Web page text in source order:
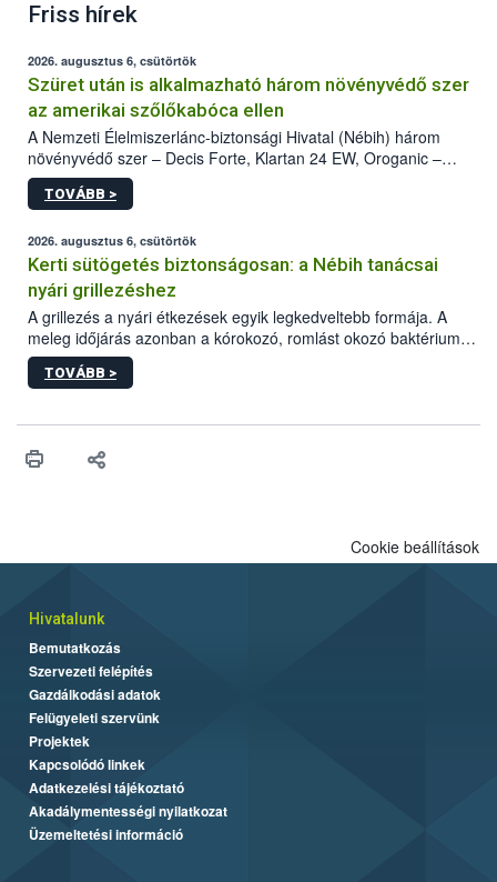
Friss hírek
2026. augusztus 6, csütörtök
Szüret után is alkalmazható három növényvédő szer
az amerikai szőlőkabóca ellen
A Nemzeti Élelmiszerlánc-biztonsági Hivatal (Nébih) három
növényvédő szer – Decis Forte, Klartan 24 EW, Oroganic –
engedélyokiratát módosította, így azok a szüretet követően,
egészen a vesszőérettség (BBCH 91) stádiumáig
érésű szőlőkben is legyen lehetőség a károsító elleni további
védekezésre. Az Oroganic készítmény kis kiszerelésben kiskerti
felhasználók számára is elérhető és ökológiai termesztésben is
engedélyezett.
TOVÁBB >
2026. augusztus 6, csütörtök
Kerti sütögetés biztonságosan: a Nébih tanácsai
nyári grillezéshez
A grillezés a nyári étkezések egyik legkedveltebb formája. A
meleg időjárás azonban a kórokozó, romlást okozó baktériumok
gyorsabb szaporodásának is kedvez. A szabadtéri sütögetés
ezért nem csupán a megfelelő sütési technikáról szól: legalább
higiéniai szabályok betartása, a megfelelő hőkezelés, valamint a
biztonsági Hivatal (Nébih) Oktatási Programja összegyűjtötte a
TOVÁBB >
Cookie beállítások
Hivatalunk
Bemutatkozás
Szervezeti felépítés
Gazdálkodási adatok
Felügyeleti szervünk
Projektek
Kapcsolódó linkek
Adatkezelési tájékoztató
Akadálymentességi nyilatkozat
Üzemeltetési információ